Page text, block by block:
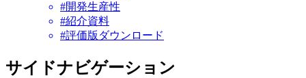
#開発生産性
#紹介資料
#評価版ダウンロード
サイドナビゲーション